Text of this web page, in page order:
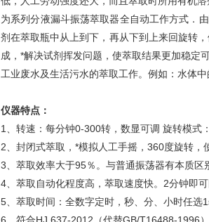
为系列分液漏斗振荡萃取器全自动工作方式．
剂在萃取瓶中从上到下，再从下到上来回旋转
成，*解决试剂挥发问题，使萃取结果更加稳定
工业废水及生活污水的萃取工作。例如：水体
仪器特点：
1、转速：每分钟0-300转，数显可调 旋转模式
2、封闭式萃取，*模拟人工手摇，360度旋转，
3、萃取效率大于95％。与普通振荡器有本质区
4、萃取自动化程度高，萃取速度快。2分钟即可
5、萃取时间：全数字定时，秒、分、小时任选